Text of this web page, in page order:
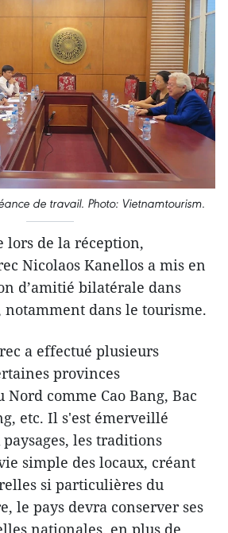
de travail. Photo: Vietnamtourism.
lors de la réception,
Nicolaos Kanellos a mis en
d’amitié bilatérale dans
notamment dans le tourisme.
a effectué plusieurs
provinces
Nord comme Cao Bang, Bac
etc. Il s'est émerveillé
les traditions
simple des locaux, créant
si particulières du
le pays devra conserver ses
nationales, en plus de